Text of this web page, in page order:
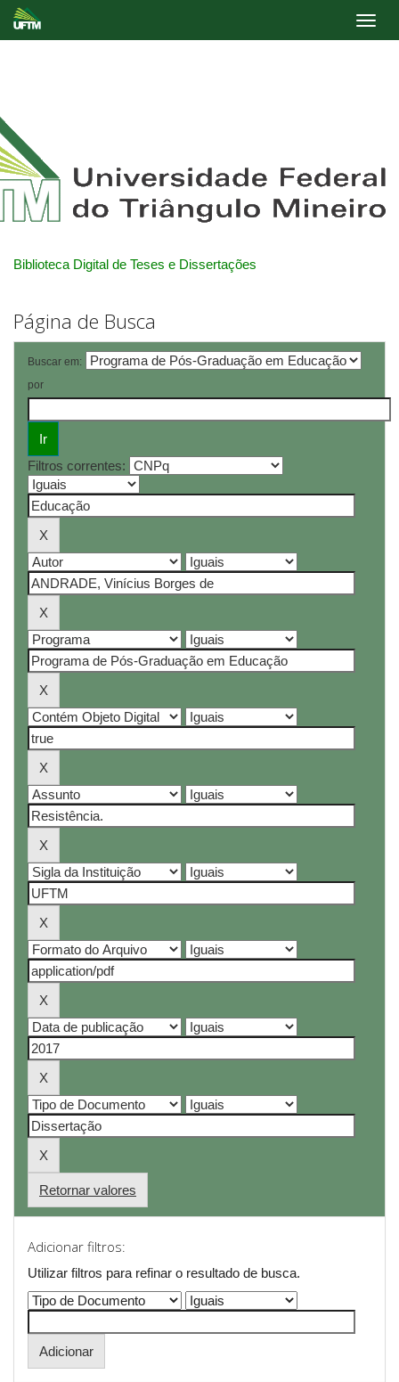
Biblioteca Digital de Teses e Dissertações
Página de Busca
Buscar em:
por
Filtros correntes:
Retornar valores
Adicionar filtros:
Utilizar filtros para refinar o resultado de busca.